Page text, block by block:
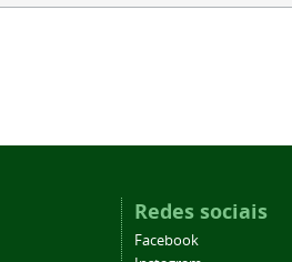
Redes sociais
Facebook